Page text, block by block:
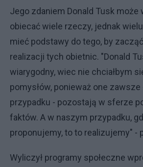
Jego zdaniem Donald Tusk może
obiecać wiele rzeczy, jednak
mieć podstawy do tego, by
realizacji tych obietnic. "Donald
wiarygodny, wiec nie chciałbym
pomysłów, ponieważ one
przypadku - pozostają w sferze
faktów. A w naszym przypadku,
proponujemy, to to realizujemy" -
Wyliczył programy społeczne